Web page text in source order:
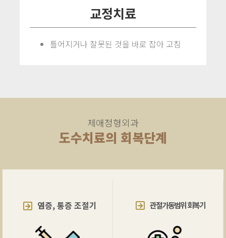
교정치료
틀어지거나 잘못된 것을 바로 잡아 고침
제애정형외과
도수치료의 회복단계
염증, 통증 조절기 관절가동범위 회복기